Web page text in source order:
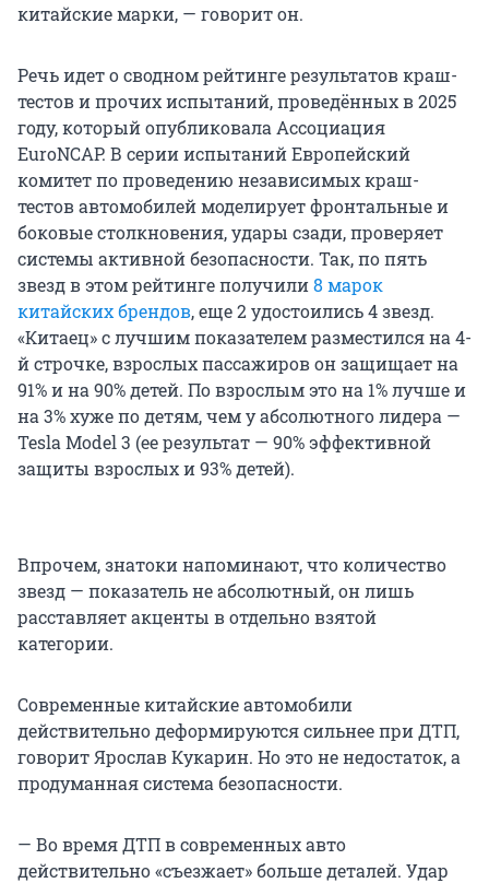
китайские марки, — говорит он.
Речь идет о сводном рейтинге результатов краш-
тестов и прочих испытаний, проведённых в 2025
году, который опубликовала Ассоциация
EuroNCAP. В серии испытаний Европейский
комитет по проведению независимых краш-
тестов автомобилей моделирует фронтальные и
боковые столкновения, удары сзади, проверяет
системы активной безопасности. Так, по пять
звезд в этом рейтинге получили8 марок
китайских брендов, еще 2 удостоились 4 звезд.
«Китаец» с лучшим показателем разместился на 4-
й строчке, взрослых пассажиров он защищает на
91% и на 90% детей. По взрослым это на 1% лучше и
на 3% хуже по детям, чем у абсолютного лидера —
Tesla Model 3 (ее результат — 90% эффективной
защиты взрослых и 93% детей).
Впрочем, знатоки напоминают, что количество
звезд — показатель не абсолютный, он лишь
расставляет акценты в отдельно взятой
категории.
Современные китайские автомобили
действительно деформируются сильнее при ДТП,
говорит Ярослав Кукарин. Но это не недостаток, а
продуманная система безопасности.
— Во время ДТП в современных авто
действительно «съезжает» больше деталей. Удар